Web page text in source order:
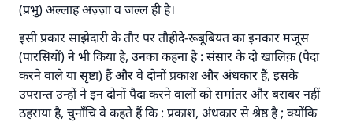
(प्रभु) अल्लाह अज़्ज़ा व जल्ल ही है।
इसी प्रकार साझेदारी के तौर पर तौहीदे-रूबूबियत का इनकार मजूस
(पारसियों) ने भी किया है, उनका कहना है : संसार के दो खालिक़ (पैदा
करने वाले या सृष्टा) हैं और वे दोनों प्रकाश और अंधकार हैं, इसके
उपरान्त उन्हों ने इन दोनों पैदा करने वालों को समांतर और बराबर नहीं
ठहराया है, चुनाँचि वे कहते हैं कि : प्रकाश, अंधकार से श्रेष्ठ है ; क्योंकि